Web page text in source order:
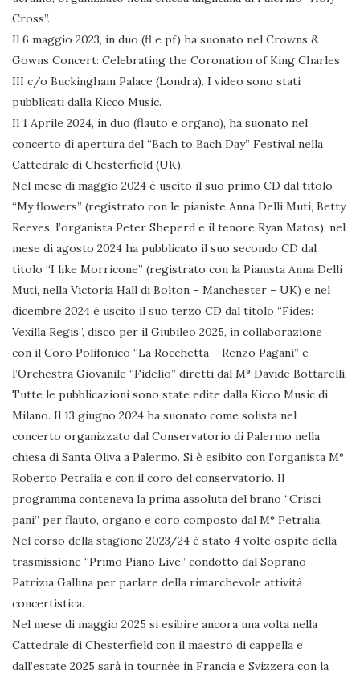
Cross”.
Il 6 maggio 2023, in duo (fl e pf) ha suonato nel Crowns &
Gowns Concert: Celebrating the Coronation of King Charles
III c/o Buckingham Palace (Londra). I video sono stati
pubblicati dalla Kicco Music.
Il 1 Aprile 2024, in duo (flauto e organo), ha suonato nel
concerto di apertura del “Bach to Bach Day” Festival nella
Cattedrale di Chesterfield (UK).
Nel mese di maggio 2024 è uscito il suo primo CD dal titolo
“My flowers” (registrato con le pianiste Anna Delli Muti, Betty
Reeves, l’organista Peter Sheperd e il tenore Ryan Matos), nel
mese di agosto 2024 ha pubblicato il suo secondo CD dal
titolo “I like Morricone” (registrato con la Pianista Anna Delli
Muti, nella Victoria Hall di Bolton – Manchester – UK) e nel
dicembre 2024 è uscito il suo terzo CD dal titolo “Fides:
Vexilla Regis”, disco per il Giubileo 2025, in collaborazione
con il Coro Polifonico “La Rocchetta – Renzo Pagani” e
l’Orchestra Giovanile “Fidelio” diretti dal M° Davide Bottarelli.
Tutte le pubblicazioni sono state edite dalla Kicco Music di
Milano. Il 13 giugno 2024 ha suonato come solista nel
concerto organizzato dal Conservatorio di Palermo nella
chiesa di Santa Oliva a Palermo. Si è esibito con l’organista M°
Roberto Petralia e con il coro del conservatorio. Il
programma conteneva la prima assoluta del brano “Crisci
pani” per flauto, organo e coro composto dal M° Petralia.
Nel corso della stagione 2023/24 è stato 4 volte ospite della
trasmissione “Primo Piano Live” condotto dal Soprano
Patrizia Gallina per parlare della rimarchevole attività
concertistica.
Nel mese di maggio 2025 si esibire ancora una volta nella
Cattedrale di Chesterfield con il maestro di cappella e
dall’estate 2025 sarà in tournée in Francia e Svizzera con la